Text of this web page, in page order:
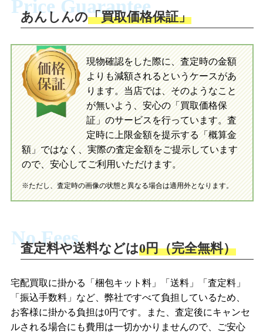
入金完了
当店に査定したおもちゃがご到着後、ご
指定の口座に即日入金可能です。
買取の流れ 写真の撮影方法
送。当店へ無料で発送いただけます。
当店に査定したおもちゃがご到着後、ご
指定の口座に即日入金可能です。
初めての方へ LINE査定の流れ 写真の撮影方法
Price Guarantee
あんしんの「買取価格保証」
現物確認をした際に、査定時の金額
よりも減額されるというケースがあ
ります。当店では、そのようなこと
が無いよう、安心の「買取価格保
証」のサービスを行っています。査
定時に上限金額を提示する「概算金
額」ではなく、実際の査定金額をご提示しています
ので、安心してご利用いただけます。
※ただし、査定時の画像の状態と異なる場合は適用外となります。
No Fees
査定料や送料などは0円（完全無料）
宅配買取に掛かる「梱包キット料」「送料」「査定料」
「振込手数料」など、弊社ですべて負担しているため、
お客様に掛かる負担は0円です。また、査定後にキャンセ
ルされる場合にも費用は一切かかりませんので、ご安心